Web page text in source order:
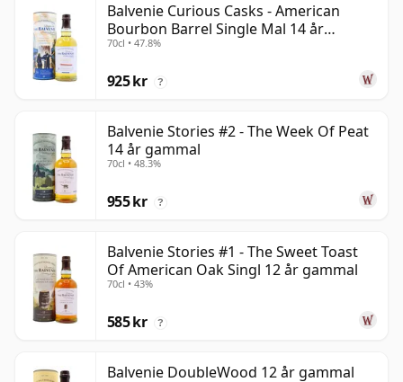
Balvenie Curious Casks - American
Bourbon Barrel Single Mal 14 år
gammal
70cl • 47.8%
925 kr ?
Balvenie Stories #2 - The Week Of Peat
14 år gammal
70cl • 48.3%
955 kr ?
Balvenie Stories #1 - The Sweet Toast
Of American Oak Singl 12 år gammal
70cl • 43%
585 kr ?
Balvenie DoubleWood 12 år gammal